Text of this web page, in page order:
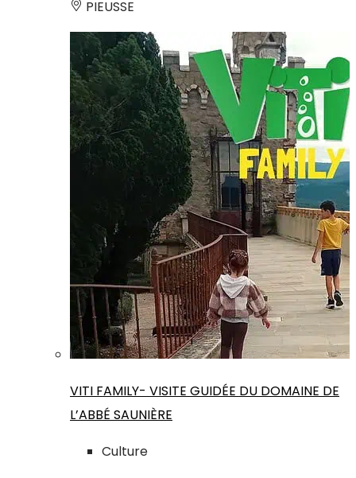
PIEUSSE
VITI FAMILY- VISITE GUIDÉE DU DOMAINE DE
L’ABBÉ SAUNIÈRE
Culture